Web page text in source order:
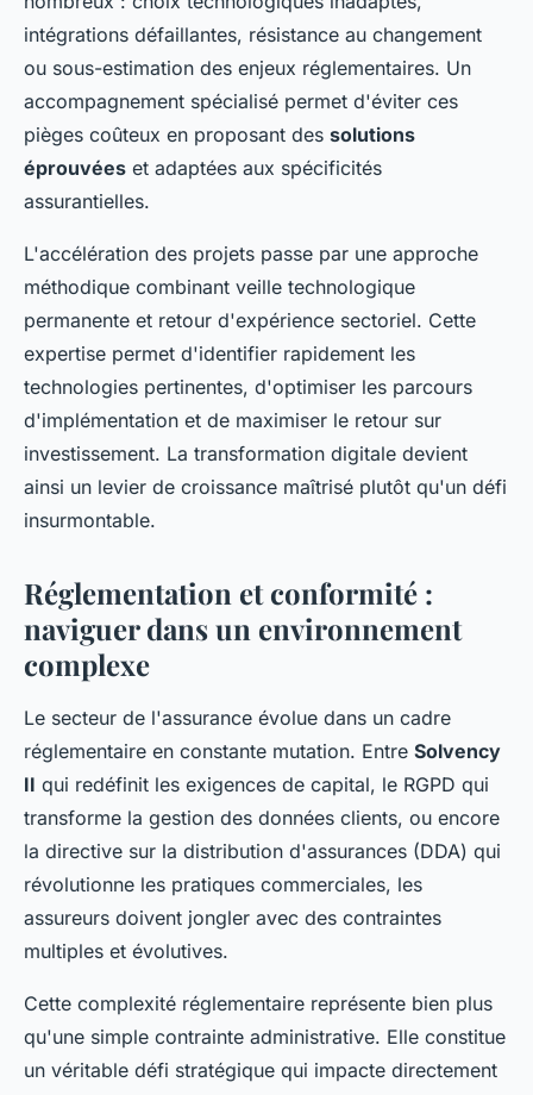
intégrations défaillantes, résistance au changement
ou sous-estimation des enjeux réglementaires. Un
accompagnement spécialisé permet d'éviter ces
pièges coûteux en proposant des solutions
éprouvées et adaptées aux spécificités
assurantielles.
L'accélération des projets passe par une approche
méthodique combinant veille technologique
permanente et retour d'expérience sectoriel. Cette
expertise permet d'identifier rapidement les
technologies pertinentes, d'optimiser les parcours
d'implémentation et de maximiser le retour sur
investissement. La transformation digitale devient
ainsi un levier de croissance maîtrisé plutôt qu'un défi
insurmontable.
Réglementation et conformité :
naviguer dans un environnement
complexe
Le secteur de l'assurance évolue dans un cadre
réglementaire en constante mutation. Entre Solvency
II qui redéfinit les exigences de capital, le RGPD qui
transforme la gestion des données clients, ou encore
la directive sur la distribution d'assurances (DDA) qui
révolutionne les pratiques commerciales, les
assureurs doivent jongler avec des contraintes
multiples et évolutives.
Cette complexité réglementaire représente bien plus
qu'une simple contrainte administrative. Elle constitue
un véritable défi stratégique qui impacte directement